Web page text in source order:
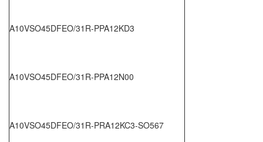
A10VSO45DFEO/31R-PPA12KD3
A10VSO45DFEO/31R-PPA12N00
A10VSO45DFEO/31R-PRA12KC3-SO567